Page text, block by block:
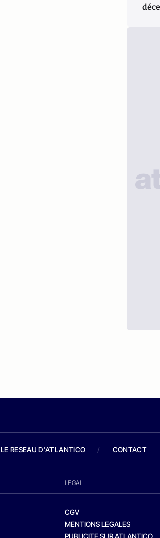
LE RESEAU D'ATLANTICO / CONTACT
LEGAL
CGV
MENTIONS LEGALES
PUBLICITE SUR ATLANTICO